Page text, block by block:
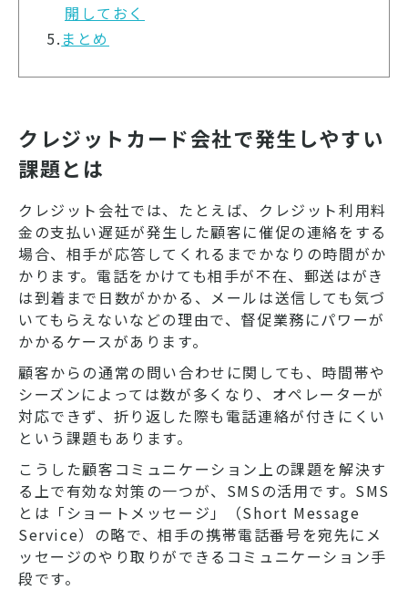
開しておく
5. まとめ
クレジットカード会社で発生しやすい
課題とは
クレジット会社では、たとえば、クレジット利用料
金の支払い遅延が発生した顧客に催促の連絡をする
場合、相手が応答してくれるまでかなりの時間がか
かります。電話をかけても相手が不在、郵送はがき
は到着まで日数がかかる、メールは送信しても気づ
いてもらえないなどの理由で、督促業務にパワーが
かかるケースがあります。
顧客からの通常の問い合わせに関しても、時間帯や
シーズンによっては数が多くなり、オペレーターが
対応できず、折り返した際も電話連絡が付きにくい
という課題もあります。
こうした顧客コミュニケーション上の課題を解決す
る上で有効な対策の一つが、SMSの活用です。SMS
とは「ショートメッセージ」（Short Message
Service）の略で、相手の携帯電話番号を宛先にメ
ッセージのやり取りができるコミュニケーション手
段です。